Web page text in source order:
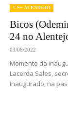
// S+ ALENTEJO
Bicos
24 no
03/08/2022
Momento da
Lacerda Sales,
inaugurado, na